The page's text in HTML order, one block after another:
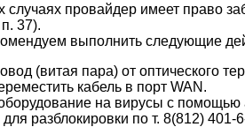
провайдер имеет право
37).
выполнить следующие
(витая пара) от оптического
кабель в порт WAN.
на вирусы с помощью
разблокировки по т. 8(812) 401-